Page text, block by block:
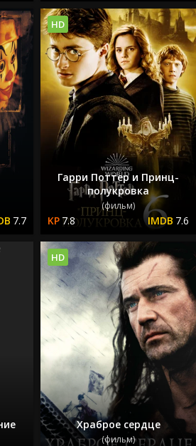
7.7
Гарри Поттер и Принц-
полукровка
(фильм)
7.8 7.6
HD
Храброе сердце
(фильм)
HD